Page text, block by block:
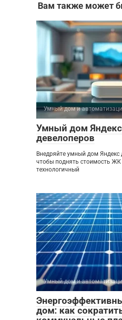
Вам также может
Умный дом и
Умный дом
девелоперов
Внедряйте умный дом Яндекс
чтобы поднять стоимость ЖК
технологичный
Умный дом и
дом: как